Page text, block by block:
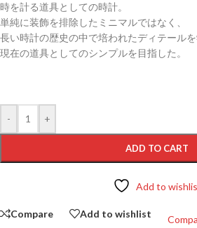
時を計る道具としての時計。
単純に装飾を排除したミニマルではなく、
長い時計の歴史の中で培われたディテールを
現在の道具としてのシンプルを目指した。
- +
ADD TO CART
Add to
Compare Add to wishlist